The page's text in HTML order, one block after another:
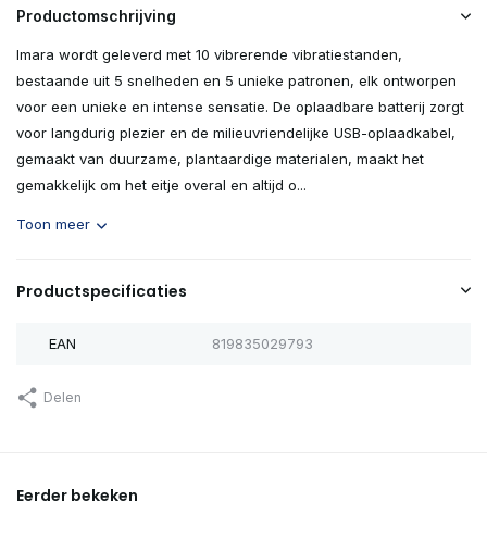
Productomschrijving
Imara wordt geleverd met 10 vibrerende vibratiestanden,
bestaande uit 5 snelheden en 5 unieke patronen, elk ontworpen
voor een unieke en intense sensatie. De oplaadbare batterij zorgt
voor langdurig plezier en de milieuvriendelijke USB-oplaadkabel,
gemaakt van duurzame, plantaardige materialen, maakt het
gemakkelijk om het eitje overal en altijd o...
Toon meer
Productspecificaties
EAN 819835029793
Delen
Eerder bekeken